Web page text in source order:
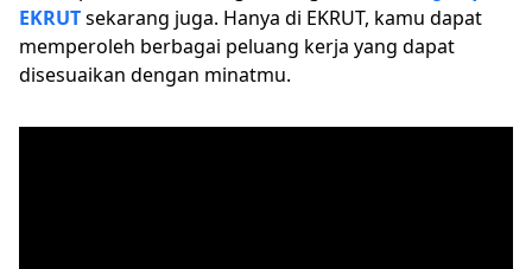
EKRUTsekarang juga. Hanya di EKRUT, kamu dapat
memperoleh berbagai peluang kerja yang dapat
disesuaikan dengan minatmu.